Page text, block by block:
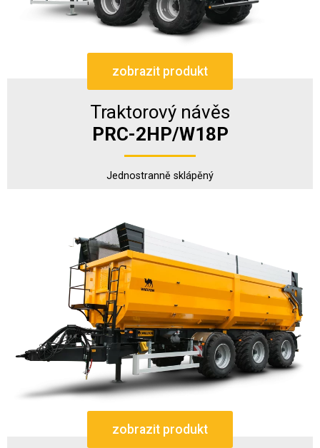
zobrazit produkt
Traktorový návěs
PRC-2HP/W18P
Jednostranně sklápěný
zobrazit produkt